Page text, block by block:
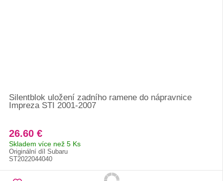
Silentblok uložení zadního ramene do nápravnice
Impreza STI 2001-2007
26.60 €
Skladem více než 5 Ks
Originální díl Subaru
ST2022044040